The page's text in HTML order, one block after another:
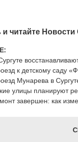
читайте Новости
к детскому саду
Мунарева в
улицы планируют
завершен: как